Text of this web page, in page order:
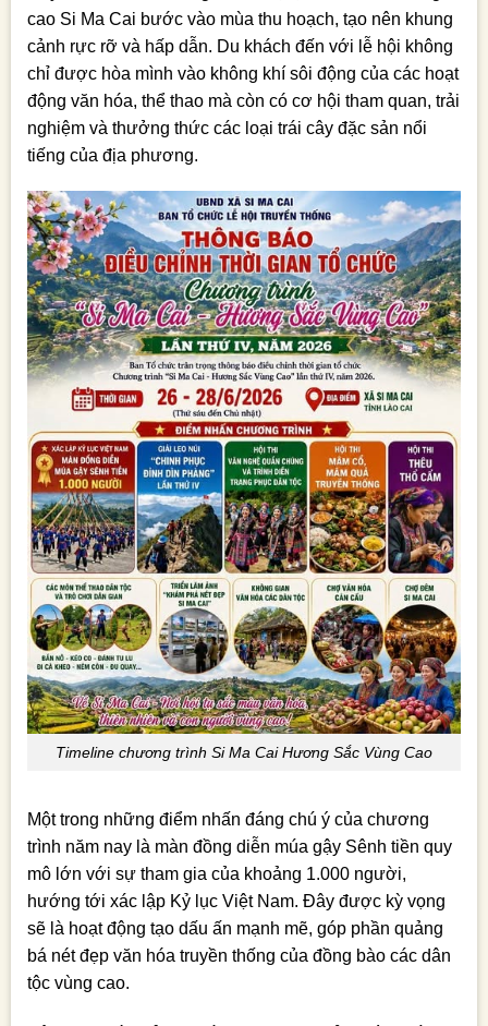
cao Si Ma Cai bước vào mùa thu hoạch, tạo nên khung
cảnh rực rỡ và hấp dẫn. Du khách đến với lễ hội không
chỉ được hòa mình vào không khí sôi động của các hoạt
động văn hóa, thể thao mà còn có cơ hội tham quan, trải
nghiệm và thưởng thức các loại trái cây đặc sản nổi
tiếng của địa phương.
Timeline chương trình Si Ma Cai Hương Sắc Vùng Cao
Một trong những điểm nhấn đáng chú ý của chương
trình năm nay là màn đồng diễn múa gậy Sênh tiền quy
mô lớn với sự tham gia của khoảng 1.000 người,
hướng tới xác lập Kỷ lục Việt Nam. Đây được kỳ vọng
sẽ là hoạt động tạo dấu ấn mạnh mẽ, góp phần quảng
bá nét đẹp văn hóa truyền thống của đồng bào các dân
tộc vùng cao.